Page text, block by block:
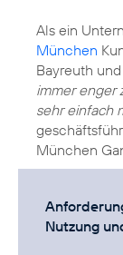
Als ein
München
Bayreuth und
immer enger
sehr einfach
München
Nutzung